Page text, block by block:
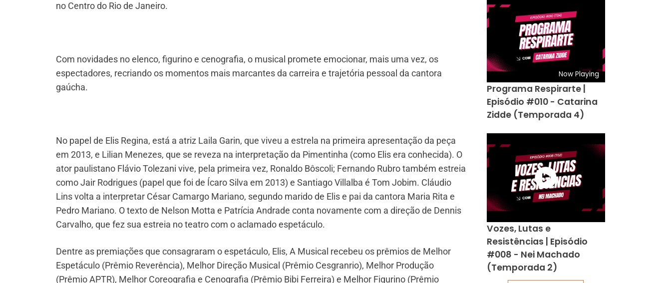
no Centro do Rio de Janeiro.
Com novidades no elenco, figurino e cenografia, o musical promete emocionar, mais uma vez, os
espectadores, recriando os momentos mais marcantes da carreira e trajetória pessoal da cantora
gaúcha.
No papel de Elis Regina, está a atriz Laila Garin, que viveu a estrela na primeira apresentação da peça
em 2013, e Lilian Menezes, que se reveza na interpretação da Pimentinha (como Elis era conhecida). O
ator paulistano Flávio Tolezani vive, pela primeira vez, Ronaldo Bôscoli; Fernando Rubro também estreia
como Jair Rodrigues (papel que foi de Ícaro Silva em 2013) e Santiago Villalba é Tom Jobim. Cláudio
Lins volta a interpretar César Camargo Mariano, segundo marido de Elis e pai da cantora Maria Rita e
Pedro Mariano. O texto de Nelson Motta e Patrícia Andrade conta novamente com a direção de Dennis
Carvalho, que fez sua estreia no teatro com o aclamado espetáculo.
Dentre as premiações que consagraram o espetáculo, Elis, A Musical recebeu os prêmios de Melhor
Espetáculo (Prêmio Reverência), Melhor Direção Musical (Prêmio Cesgranrio), Melhor Produção
(Prêmio APTR), Melhor Coreografia e Cenografia (Prêmio Bibi Ferreira) e Melhor Figurino (Prêmio
Now Playing
Programa Respirarte |
Episódio #010 - Catarina
Zidde (Temporada 4)
Vozes, Lutas e
Resistências | Episódio
#008 - Nei Machado
(Temporada 2)